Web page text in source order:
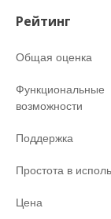
Рейтинг
Общая оценка
Функциональные
возможности
Поддержка
Простота в
Цена